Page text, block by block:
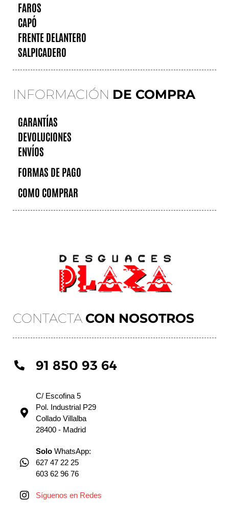
CONTACTA CON NOSOTROS
91 850 93 64
C/ Escofina 5
Pol. Industrial P29
Collado Villalba
28400 - Madrid
Solo WhatsApp:
627 47 22 25
603 62 96 76
Síguenos en Redes
FAROS
CAPÓ
FRENTE DELANTERO
SALPICADERO
INFORMACIÓN DE COMPRA
GARANTÍAS
DEVOLUCIONES
ENVÍOS
FORMAS DE PAGO
COMO COMPRAR